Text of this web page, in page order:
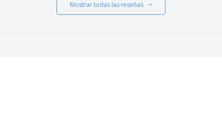
Mostrar todas las reseñas